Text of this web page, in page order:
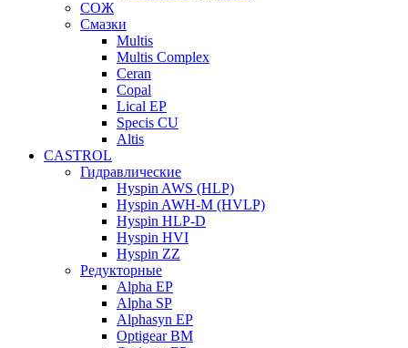
СОЖ
Смазки
Multis
Multis Complex
Ceran
Copal
Lical EP
Specis CU
Altis
CASTROL
Гидравлические
Hyspin AWS (HLP)
Hyspin AWH-M (HVLP)
Hyspin HLP-D
Hyspin HVI
Hyspin ZZ
Редукторные
Alpha EP
Alpha SP
Alphasyn EP
Optigear BM